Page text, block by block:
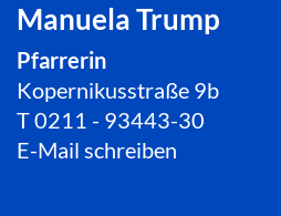
Manuela Trump
Pfarrerin
Kopernikusstraße 9b
T0211 - 93443-30
E-Mail schreiben